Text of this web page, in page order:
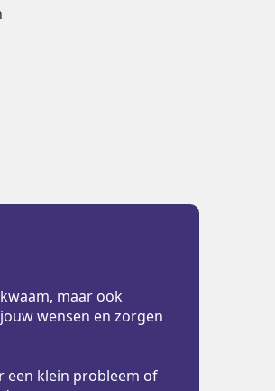
maar ook
wensen en zorgen
een klein probleem of